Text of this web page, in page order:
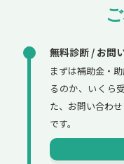
無料診断 / お問
まずは補助金・
るのか、いくら
た、お問い合わ
です。